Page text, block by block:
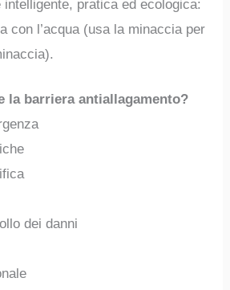
intelligente, pratica ed ecologica:
con l’acqua (usa la minaccia per
la barriera antiallagamento?
dei danni